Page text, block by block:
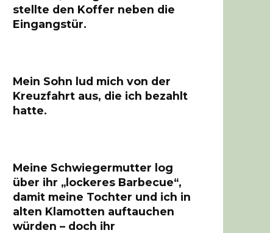
stellte den Koffer neben die
Eingangstür.
Mein Sohn lud mich von der
Kreuzfahrt aus, die ich bezahlt
hatte.
Meine Schwiegermutter log
über ihr „lockeres Barbecue“,
damit meine Tochter und ich in
alten Klamotten auftauchen
würden – doch ihr